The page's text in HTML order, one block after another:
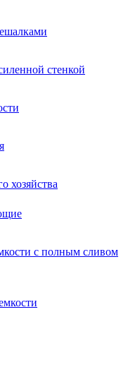
стенкой
хозяйства
с полным сливом